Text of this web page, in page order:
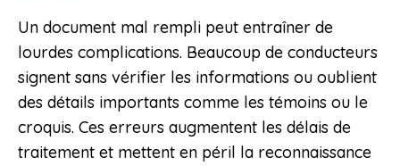
Un document mal rempli peut entraîner de
lourdes complications. Beaucoup de conducteurs
signent sans vérifier les informations ou oublient
des détails importants comme les témoins ou le
croquis. Ces erreurs augmentent les délais de
traitement et mettent en péril la reconnaissance